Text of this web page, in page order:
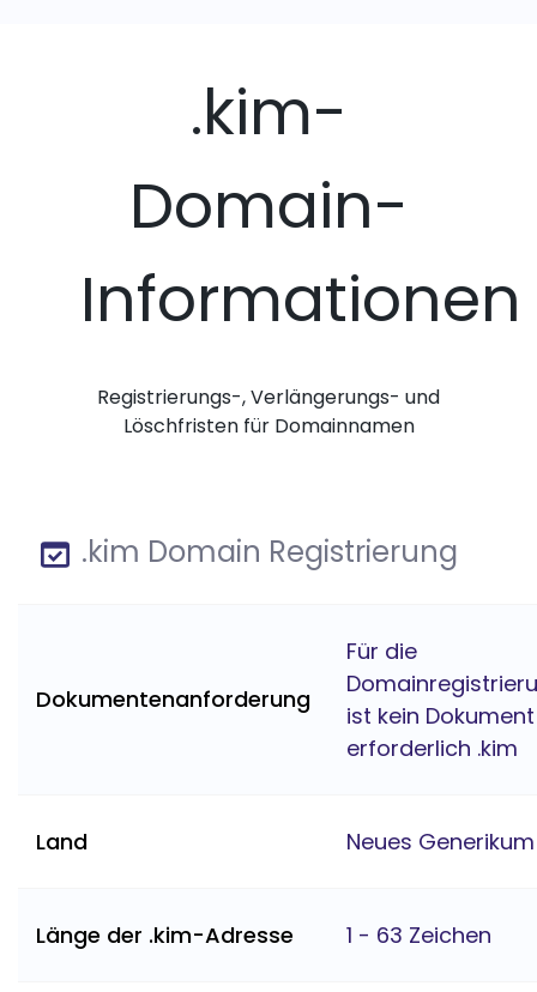
.kim-
Domain-
Informationen
Registrierungs-, Verlängerungs- und
Löschfristen für Domainnamen
.kim Domain Registrierung
Dokumentenanforderung
Für die
ist kein Dokument
erforderlich .kim
Land Neues Generikum
Länge der .kim-Adresse 1 - 63 Zeichen